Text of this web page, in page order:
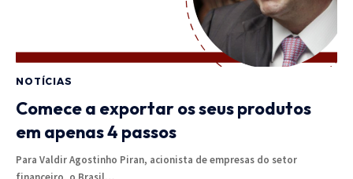
NOTÍCIAS
Comece a exportar os seus produtos
em apenas 4 passos
Para Valdir Agostinho Piran, acionista de empresas do setor